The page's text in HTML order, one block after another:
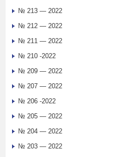
№ 213 — 2022
№ 212 — 2022
№ 211 — 2022
№ 210 -2022
№ 209 — 2022
№ 207 — 2022
№ 206 -2022
№ 205 — 2022
№ 204 — 2022
№ 203 — 2022